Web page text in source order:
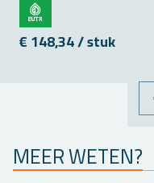
€ 148,34 / stuk
MEER WETEN?